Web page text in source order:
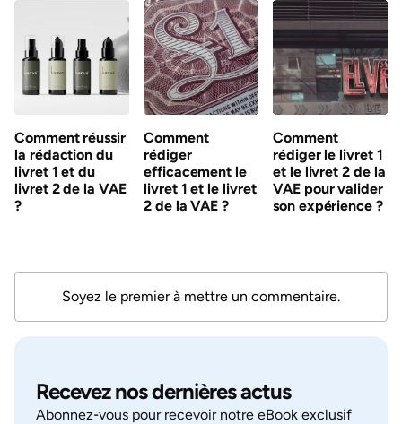
Comment réussir
la rédaction du
livret 1 et du
livret 2 de la VAE
?
Comment
rédiger
efficacement le
livret 1 et le livret
2 de la VAE ?
Comment
rédiger le livret 1
et le livret 2 de la
VAE pour valider
son expérience ?
Soyez le premier à mettre un commentaire.
Recevez nos dernières actus
Abonnez‑vous pour recevoir notre eBook exclusif